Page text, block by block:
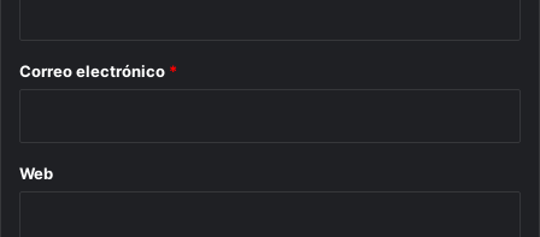
*
Correo electrónico *
Web